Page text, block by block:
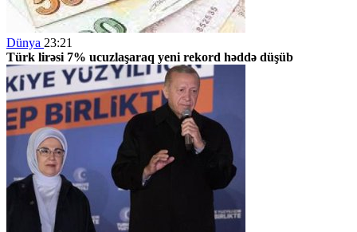
Dünya 23:21
Türk lirəsi 7% ucuzlaşaraq yeni rekord həddə düşüb